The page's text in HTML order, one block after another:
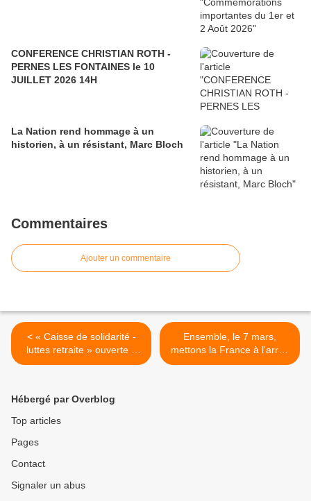
CONFERENCE CHRISTIAN ROTH -
PERNES LES FONTAINES le 10
JUILLET 2026 14H
La Nation rend hommage à un
historien, à un résistant, Marc Bloch
Commentaires
Ajouter un commentaire
< « Caisse de solidarité -
luttes retraite » ouverte à
l'UD CGT 84
Ensemble, le 7 mars,
mettons la France à l'arrêt.
L'intersyndicale >
Hébergé par Overblog
Top articles
Pages
Contact
Signaler un abus